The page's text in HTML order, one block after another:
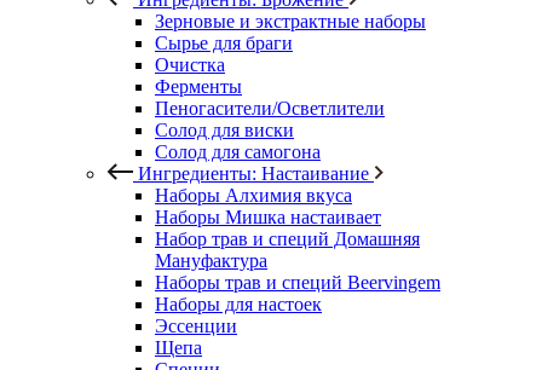
Зерновые и экстрактные наборы
Сырье для браги
Очистка
Ферменты
Пеногасители/Осветлители
Солод для виски
Солод для самогона
Ингредиенты: Настаивание
Наборы Алхимия вкуса
Наборы Мишка настаивает
Набор трав и специй Домашняя
Мануфактура
Наборы трав и специй Beervingem
Наборы для настоек
Эссенции
Щепа